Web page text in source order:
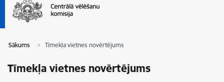
Sākums Tīmekļa vietnes novērtējums
Tīmekļa vietnes novērtējums